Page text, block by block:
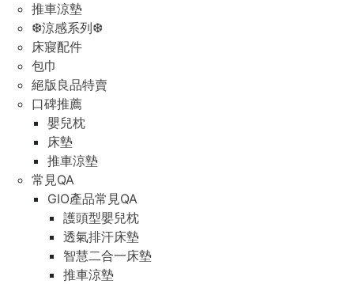
推車涼墊
❆涼感系列❆
床寢配件
包巾
絕版良品特賣
口碑推薦
嬰兒枕
床墊
推車涼墊
常見QA
GIO產品常見QA
護頭型嬰兒枕
透氣排汗床墊
智慧二合一床墊
推車涼墊